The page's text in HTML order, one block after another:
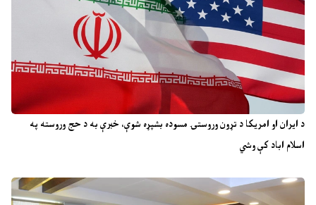
د ایران او امریکا د تړون وروستۍ مسوده بشپړه شوې، خبرې به د حج وروسته په
اسلام اباد کې وشي